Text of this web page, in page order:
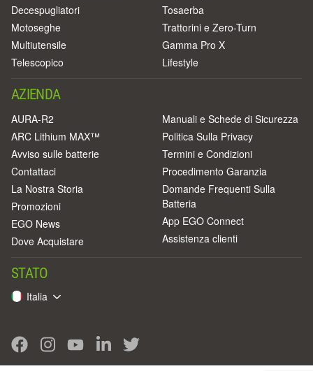
Decespugliatori
Motoseghe
Multiutensile
Telescopico
Tosaerba
Trattorini e Zero-Turn
Gamma Pro X
Lifestyle
AZIENDA
AURA-R2
ARC Lithium MAX™
Avviso sulle batterie
Contattaci
La Nostra Storia
Promozioni
EGO News
Dove Acquistare
Manuali e Schede di Sicurezza
Politica Sulla Privacy
Termini e Condizioni
Procedimento Garanzia
Domande Frequenti Sulla
Batteria
App EGO Connect
Assistenza clienti
STATO
Italia